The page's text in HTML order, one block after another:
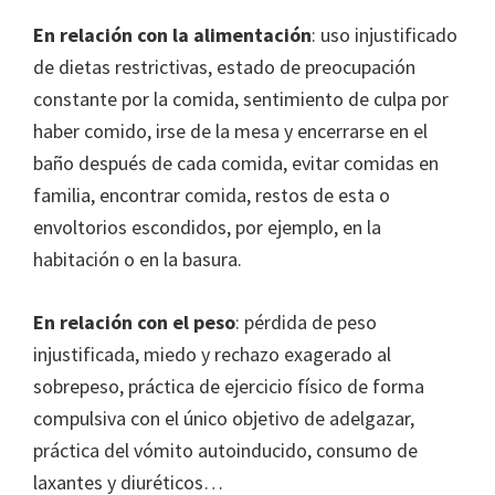
En relación con la alimentación: uso injustificado
de dietas restrictivas, estado de preocupación
constante por la comida, sentimiento de culpa por
haber comido, irse de la mesa y encerrarse en el
baño después de cada comida, evitar comidas en
familia, encontrar comida, restos de esta o
envoltorios escondidos, por ejemplo, en la
habitación o en la basura.
En relación con el peso: pérdida de peso
injustificada, miedo y rechazo exagerado al
sobrepeso, práctica de ejercicio físico de forma
compulsiva con el único objetivo de adelgazar,
práctica del vómito autoinducido, consumo de
laxantes y diuréticos…